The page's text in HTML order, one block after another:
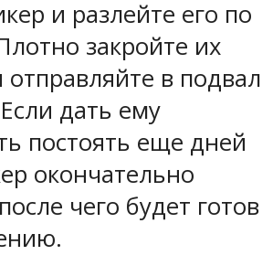
и разлейте его по
закройте их
в подвал
дать ему
постоять еще дней
окончательно
чего будет готов